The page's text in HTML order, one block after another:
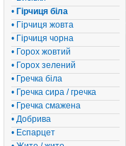
• Гірчиця біла
• Гірчиця жовта
• Гірчиця чорна
• Горох жовтий
• Горох зелений
• Гречка біла
• Гречка сира / гречка
• Гречка смажена
• Добрива
• Еспарцет